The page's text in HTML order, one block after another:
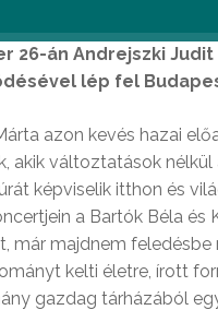
26-án Andrejszki Judit
lép fel
azon kevés hazai
akik változtatások nélkül
képviselik itthon és
a Bartók Béla és
már majdnem feledésbe
kelti életre, írott
gazdag tárházából